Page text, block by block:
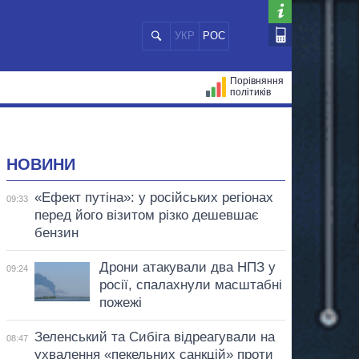
УКР РОС
Порівняння
політиків
НОВИНИ
09:33
«Ефект путіна»: у російських регіонах
перед його візитом різко дешевшає
бензин
09:24
Дрони атакували два НПЗ у
росії, спалахнули масштабні
пожежі
08:47
Зеленський та Сибіга відреагували на
ухвалення «пекельних санкцій» проти